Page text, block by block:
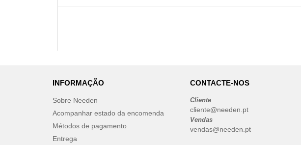
INFORMAÇÃO
Sobre Needen
Acompanhar estado da encomenda
Métodos de pagamento
Entrega
CONTACTE-NOS
Cliente
cliente@needen.pt
Vendas
vendas@needen.pt